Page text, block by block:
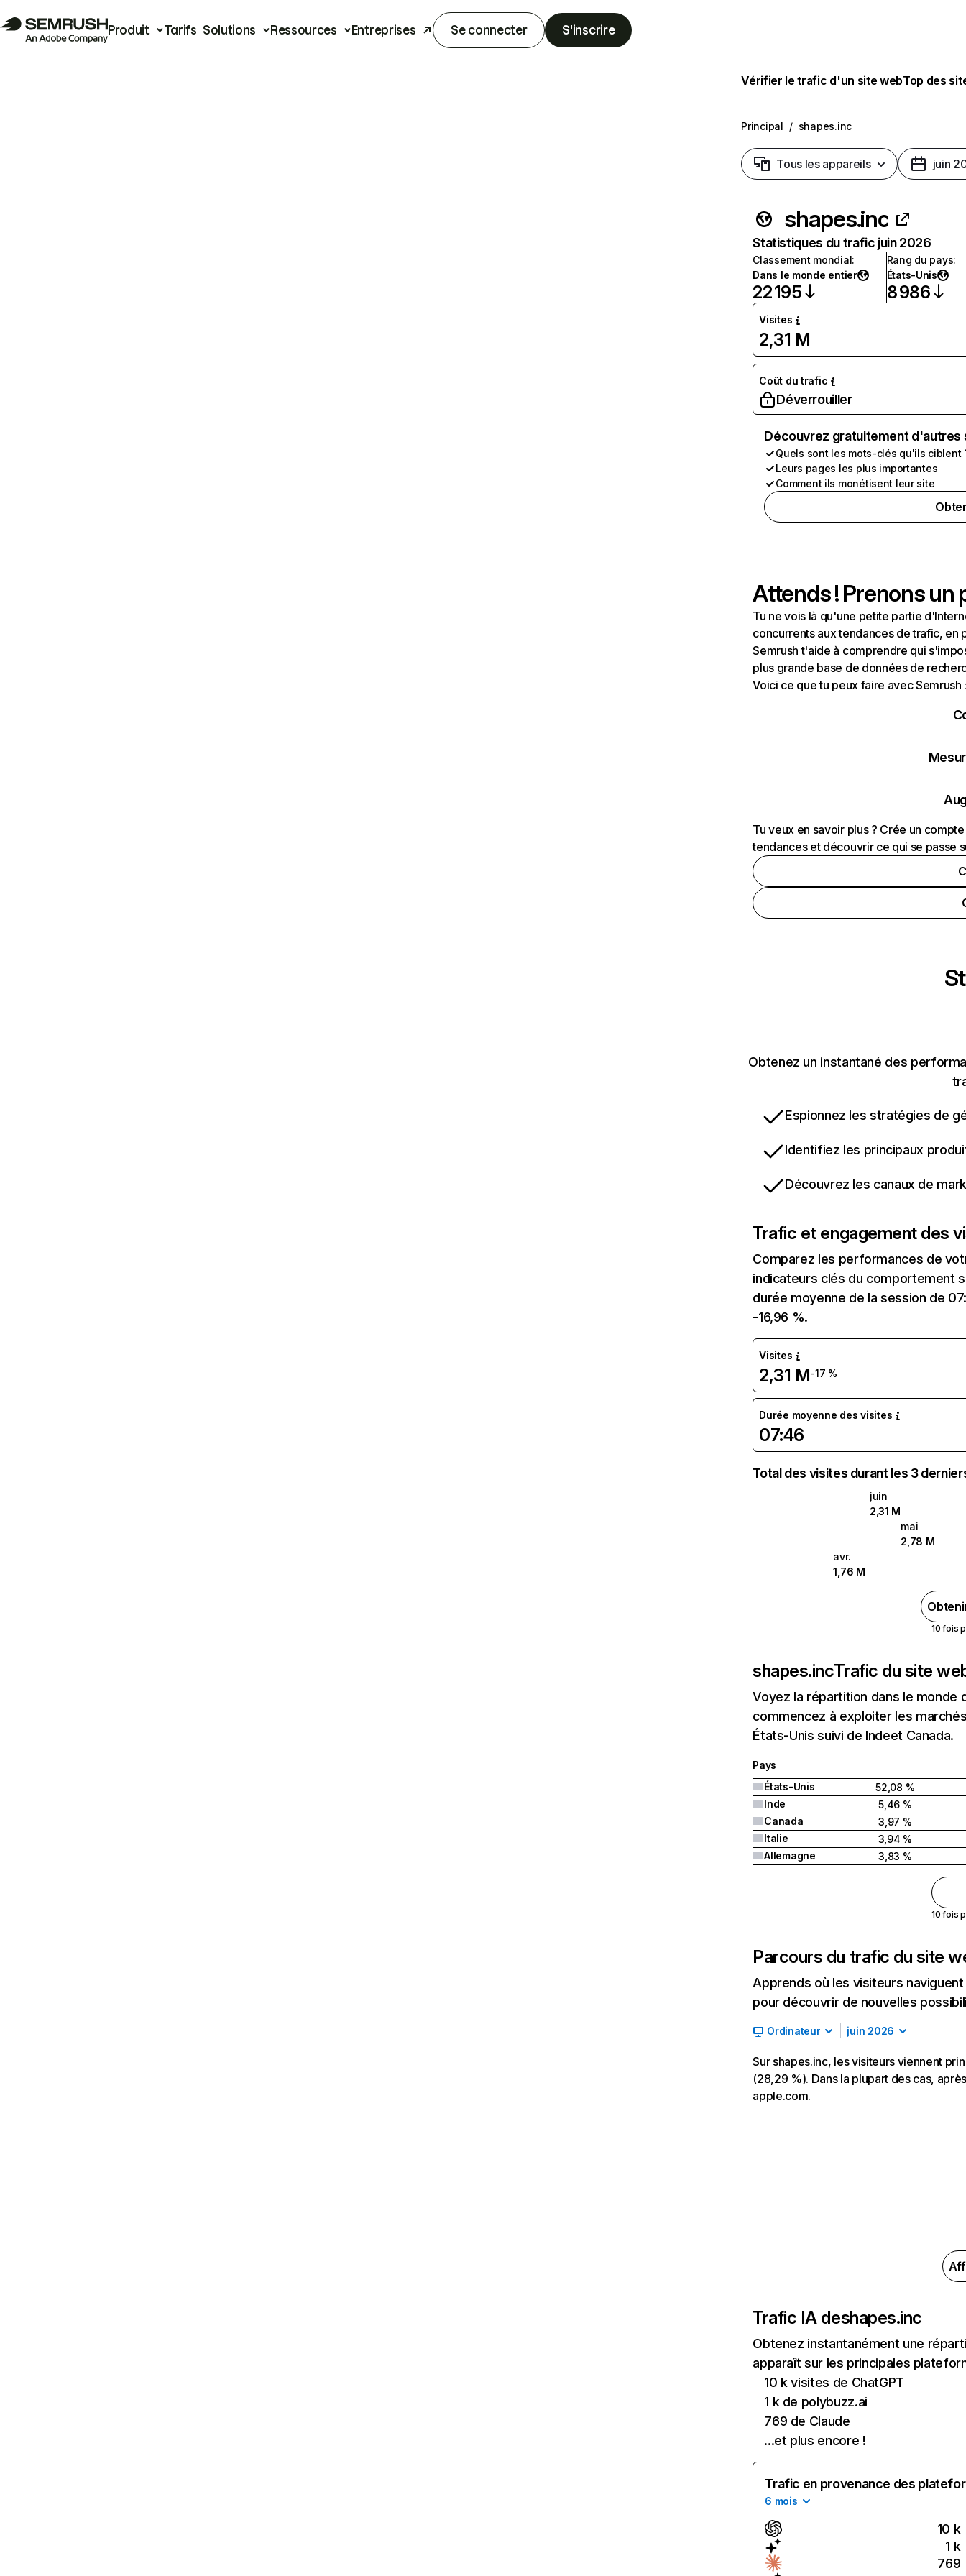
Produit Tarifs Solutions Ressources Entreprises Se connecter S'inscrire
Vérifier le trafic d'un site webTop des
Principal / shapes.inc
Tous les appareils juin
shapes.inc
Statistiques du trafic juin 2026
Classement mondial:
Dans le monde entier
22 195
Rang du pays:
États-Unis
8 986
Visites
2,31 M
Coût du trafic
Déverrouiller
Découvrez gratuitement
Quels sont les mots-clés qu'ils ciblent
Leurs pages les plus importantes
Comment ils monétisent leur site
Attends ! Prenons un
Tu ne vois là qu'une petite partie
concurrents aux tendances de trafic, en
Semrush t'aide à comprendre qui
plus grande base de données de
Voici ce que tu peux faire avec Semrush
Tu veux en savoir plus ? Crée un
tendances et découvrir ce qui se passe
Obtenez un instantané des
Espionnez les stratégies de
Identifiez les principaux
Découvrez les canaux de
Trafic et engagement des
Comparez les performances de
indicateurs clés du comportement
durée moyenne de la session de
-16,96 %.
Visites
2,31 M-17 %
Durée moyenne des visites
07:46
Total des visites durant les 3
juin
2,31 M
mai
2,78 M
avr.
1,76 M
10 fois
shapes.incTrafic du site
Voyez la répartition dans le
commencez à exploiter les
États-Unis suivi de Indeet Canada.
Pays
États-Unis
52,08 %
Inde
5,46 %
Canada
3,97 %
Italie
3,94 %
Allemagne
3,83 %
10 fois
Parcours du trafic du site
Apprends où les visiteurs
pour découvrir de nouvelles
Ordinateur juin 2026
Sur shapes.inc, les visiteurs viennent
(28,29 %). Dans la plupart des cas,
apple.com.
Trafic IA deshapes.inc
Obtenez instantanément une
apparaît sur les principales
10 k visites de ChatGPT
1 k de polybuzz.ai
769 de Claude
...et plus encore !
Trafic en provenance des
6 mois
10 k
1 k
769